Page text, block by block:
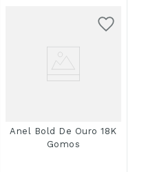
Anel Bold De Ouro 18K
Gomos